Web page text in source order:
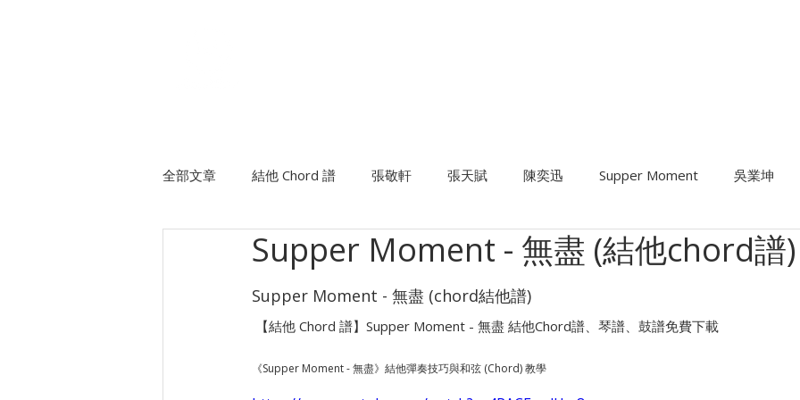
全部文章 結他 Chord 譜 張敬軒 張天賦 陳奕迅 Supper Moment 吳業坤
方皓玟 班制木結他課程 班制流行鼓課程 結他維修及Setup 歌唱課程
陳卓賢Ian
Supper Moment - 無盡 (結他chord譜)
Supper Moment - 無盡 (chord結他譜)
【結他 Chord 譜】Supper Moment - 無盡 結他Chord譜、琴譜、鼓譜免費下載
《Supper Moment - 無盡》結他彈奏技巧與和弦 (Chord) 教學